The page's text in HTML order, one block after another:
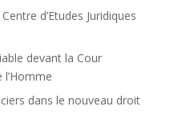
d’Etudes Juridiques
devant la Cour
dans le nouveau droit